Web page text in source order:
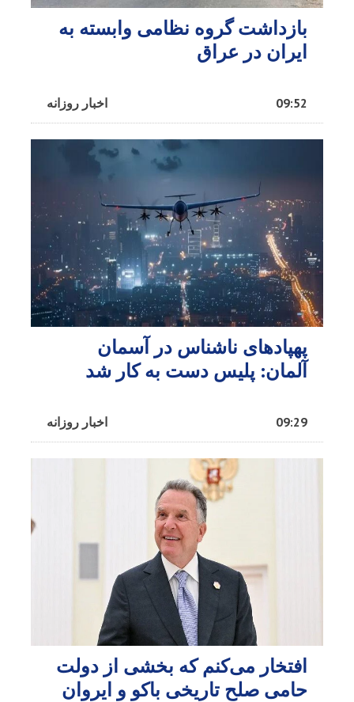
بازداشت گروه نظامی وابسته به
ایران در عراق
اخبار روزانه 09:52
پهپادهای ناشناس در آسمان
آلمان: پلیس دست به کار شد
اخبار روزانه 09:29
افتخار می‌کنم که بخشی از دولت
حامی صلح تاریخی باکو و ایروان